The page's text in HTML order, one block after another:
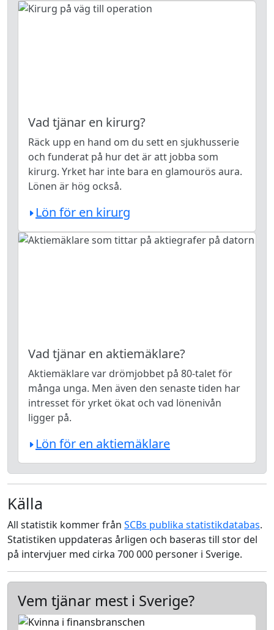
Vad tjänar en kirurg?
Räck upp en hand om du sett en sjukhusserie
och funderat på hur det är att jobba som
kirurg. Yrket har inte bara en glamourös aura.
Lönen är hög också.
Lön för en kirurg
Vad tjänar en aktiemäklare?
Aktiemäklare var drömjobbet på 80-talet för
många unga. Men även den senaste tiden har
intresset för yrket ökat och vad lönenivån
ligger på.
Lön för en aktiemäklare
Källa
All statistik kommer från SCBs publika statistikdatabas.
Statistiken uppdateras årligen och baseras till stor del
på intervjuer med cirka 700 000 personer i Sverige.
Vem tjänar mest i Sverige?